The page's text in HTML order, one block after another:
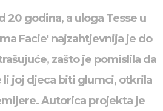
20 godina, a uloga Tesse u
Facie' najzahtjevnija je do
zašto je pomislila da
li joj djeca biti glumci, otkrila
Autorica projekta je